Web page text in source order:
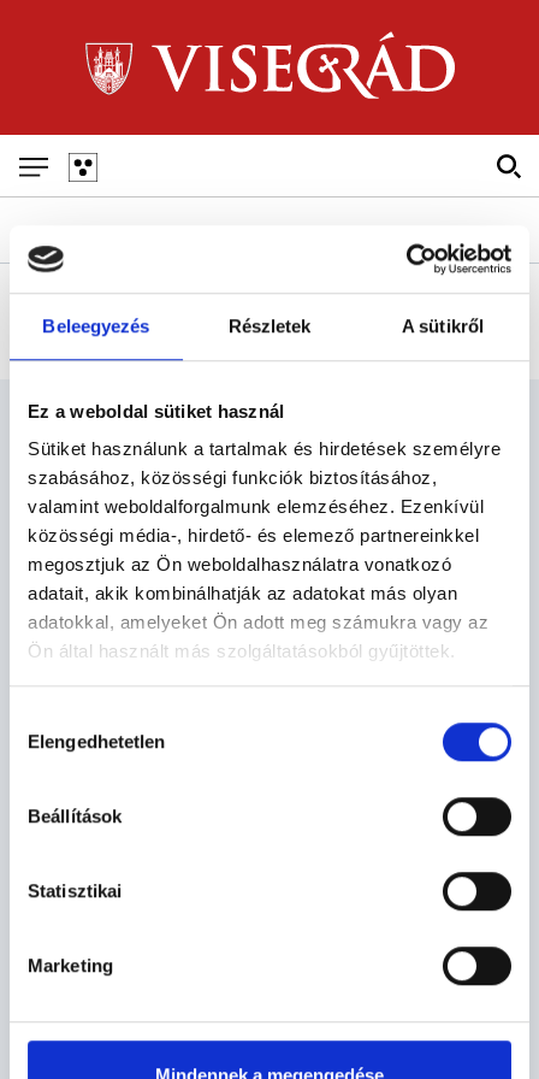
Beleegyezés Részletek A sütikről
Ez a weboldal sütiket használ
Sütiket használunk a tartalmak és hirdetések személyre
szabásához, közösségi funkciók biztosításához,
valamint weboldalforgalmunk elemzéséhez. Ezenkívül
közösségi média-, hirdető- és elemező partnereinkkel
megosztjuk az Ön weboldalhasználatra vonatkozó
adatait, akik kombinálhatják az adatokat más olyan
adatokkal, amelyeket Ön adott meg számukra vagy az
Ön által használt más szolgáltatásokból gyűjtöttek.
kiválasztása
Elengedhetetlen
Beállítások
Statisztikai
Marketing
Mindennek a megengedése
navigáció
GALÉRIÁK
FELLEGVÁR
KIRÁLYI PALOTA